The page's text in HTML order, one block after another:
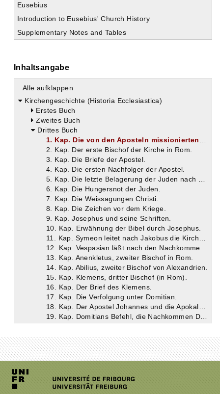
Eusebius
Introduction to Eusebius' Church History
Supplementary Notes and Tables
Inhaltsangabe
Alle aufklappen
Kirchengeschichte (Historia Ecclesiastica)
Erstes Buch
Zweites Buch
Drittes Buch
1. Kap. Die von den Aposteln missionierten Gebiete.
2. Kap. Der erste Bischof der Kirche in Rom.
3. Kap. Die Briefe der Apostel.
4. Kap. Die ersten Nachfolger der Apostel.
5. Kap. Die letzte Belagerung der Juden nach Christus.
6. Kap. Die Hungersnot der Juden.
7. Kap. Die Weissagungen Christi.
8. Kap. Die Zeichen vor dem Kriege.
9. Kap. Josephus und seine Schriften.
10. Kap. Erwähnung der Bibel durch Josephus.
11. Kap. Symeon leitet nach Jakobus die Kirche in Jerusalem.
12. Kap. Vespasian läßt nach den Nachkommen Davids forschen.
13. Kap. Anenkletus, zweiter Bischof in Rom.
14. Kap. Abilius, zweiter Bischof von Alexandrien.
15. Kap. Klemens, dritter Bischof (in Rom).
16. Kap. Der Brief des Klemens.
17. Kap. Die Verfolgung unter Domitian.
18. Kap. Der Apostel Johannes und die Apokalypse.
19. Kap. Domitians Befehl, die Nachkommen Davids zu ermorden.
21. Kap. Cerdo, dritter Bischof der Kirche von Alexandrien.
22. Kap. Ignatius, zweiter Bischof von Antiochien.
23. Kap. Das Leben des Apostels Johannes.
26. Kap. Der Betrüger Menander.